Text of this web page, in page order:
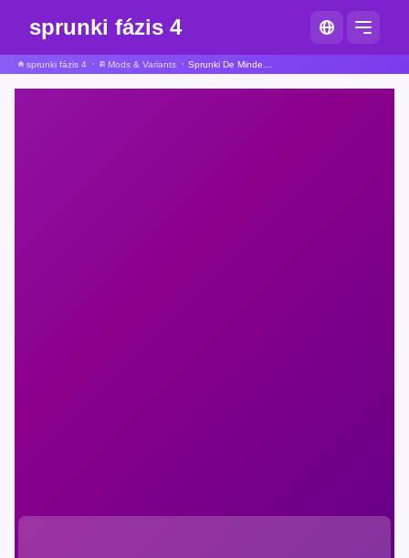
sprunki fázis 4
sprunki fázis 4 Mods & Variants